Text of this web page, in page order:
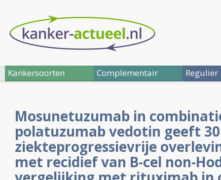
Kankersoorten Complementair Regulier
Mosunetuzumab in
polatuzumab vedotin geeft
ziekteprogressievrije
met recidief van B-cel non-